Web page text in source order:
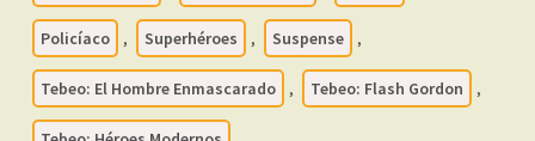
Biblioteca
Eterna
–
1970
Policíaco , Superhéroes , Suspense ,
Tebeo: El Hombre Enmascarado , Tebeo: Flash Gordon ,